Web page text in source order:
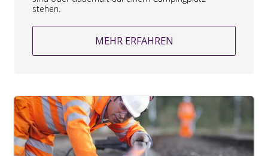
stehen.
MEHR ERFAHREN